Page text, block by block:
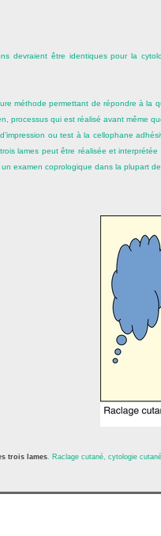
devraient être identiques pour la
méthode permettant de répondre à la
processus qui est réalisé avant même
ou test à la cellophane
lames peut être réalisée et
examen coprologique dans la plupart
trois lames. Raclage cutané, cytologie